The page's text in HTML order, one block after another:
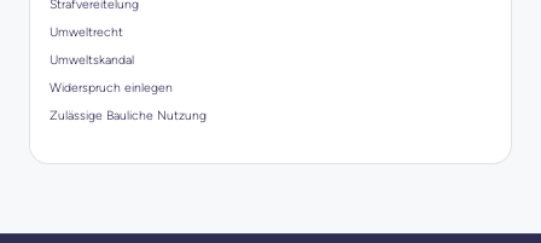
Strafvereitelung
Umweltrecht
Umweltskandal
Widerspruch einlegen
Zulässige Bauliche Nutzung